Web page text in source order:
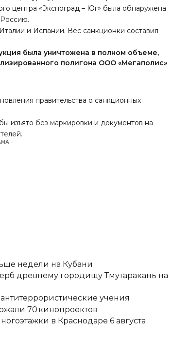
центра «Экспоград – Юг» была обнаружена
и Испании. Вес санкционки составил
была уничтожена в полном объеме,
полигона ООО «Мегаполис»
правительства о санкционных
изъято без маркировки и документов на
-
недели на Кубани
древнему городищу Тмутаракань на
учения
70 кинопроектов
в Краснодаре 6 августа